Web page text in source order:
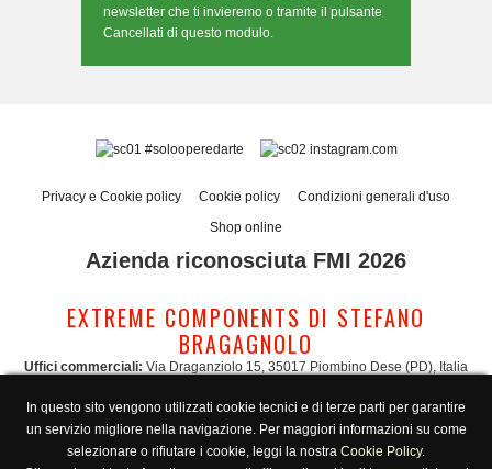
newsletter che ti invieremo o tramite il pulsante
Cancellati di questo modulo.
#solooperedarte instagram.com
Privacy e Cookie policy Cookie policy
Condizioni generali d'uso
Shop online
Azienda riconosciuta FMI 2026
EXTREME COMPONENTS DI STEFANO
BRAGAGNOLO
Uffici commerciali: Via Draganziolo 15, 35017 Piombino Dese (PD), Italia
Italia
Amministrazione: admin@extreme-components.com-Commerciale:
commercial@extreme-components.com
In questo sito vengono utilizzati cookie tecnici e di terze parti per garantire
un servizio migliore nella navigazione. Per maggiori informazioni su come
selezionare o rifiutare i cookie, leggi la nostra Cookie Policy.